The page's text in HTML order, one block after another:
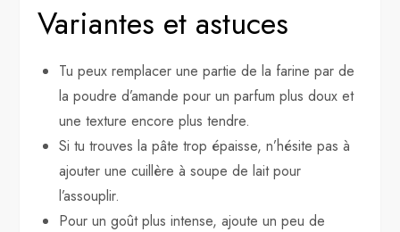
Variantes et astuces
Tu peux remplacer une partie de la farine par de
la poudre d’amande pour un parfum plus doux et
une texture encore plus tendre.
Si tu trouves la pâte trop épaisse, n’hésite pas à
ajouter une cuillère à soupe de lait pour
l’assouplir.
Pour un goût plus intense, ajoute un peu de